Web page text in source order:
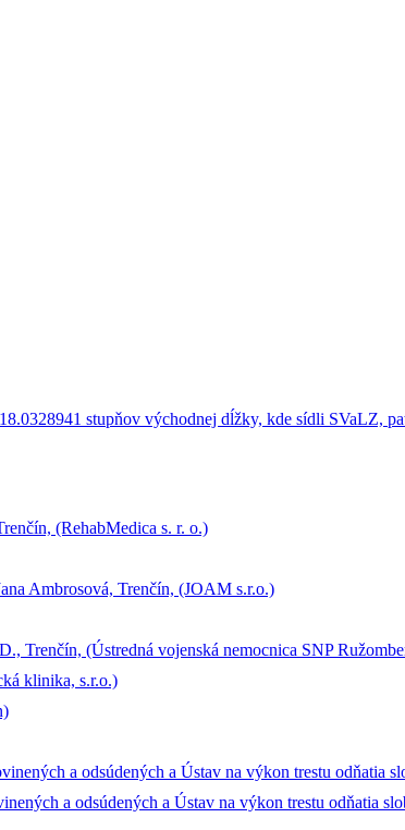
(RehabMedica s. r. o.)
Ambrosová, Trenčín, (JOAM s.r.o.)
Trenčín, (Ústredná vojenská nemocnica SNP
klinika, s.r.o.)
a odsúdených a Ústav na výkon trestu odňatia
a odsúdených a Ústav na výkon trestu odňatia